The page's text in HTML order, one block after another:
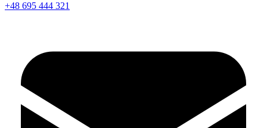
+48 695 444 321